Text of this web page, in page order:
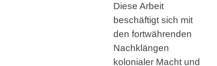
Diese Arbeit
beschäftigt sich mit
den fortwährenden
Nachklängen
kolonialer Macht und